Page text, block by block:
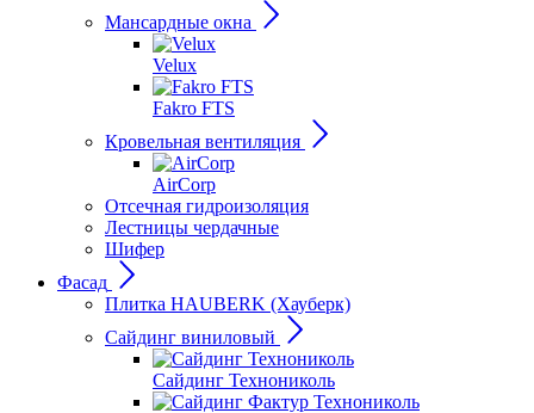
Мансардные окна
Velux
Fakro FTS
Кровельная вентиляция
AirCorp
Отсечная гидроизоляция
Лестницы чердачные
Шифер
Фасад
Плитка HAUBERK (Хауберк)
Сайдинг виниловый
Сайдинг Технониколь